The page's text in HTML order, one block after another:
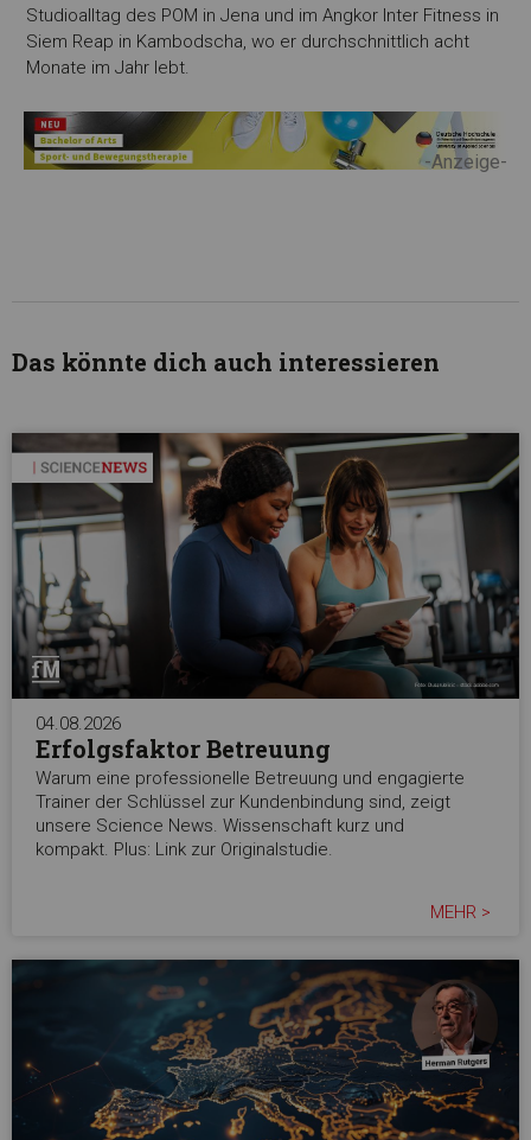
Studioalltag des POM in Jena und im Angkor Inter Fitness in
Siem Reap in Kambodscha, wo er durchschnittlich acht
Monate im Jahr lebt.
-Anzeige-
Das könnte dich auch interessieren
04.08.2026
Erfolgsfaktor Betreuung
Warum eine professionelle Betreuung und engagierte
Trainer der Schlüssel zur Kundenbindung sind, zeigt
unsere Science News. Wissenschaft kurz und
kompakt. Plus: Link zur Originalstudie.
MEHR >